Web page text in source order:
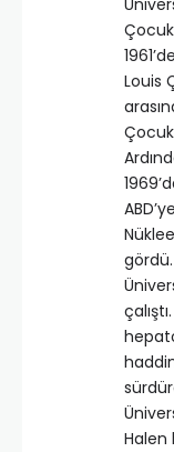
Louis
gördü.
Halen